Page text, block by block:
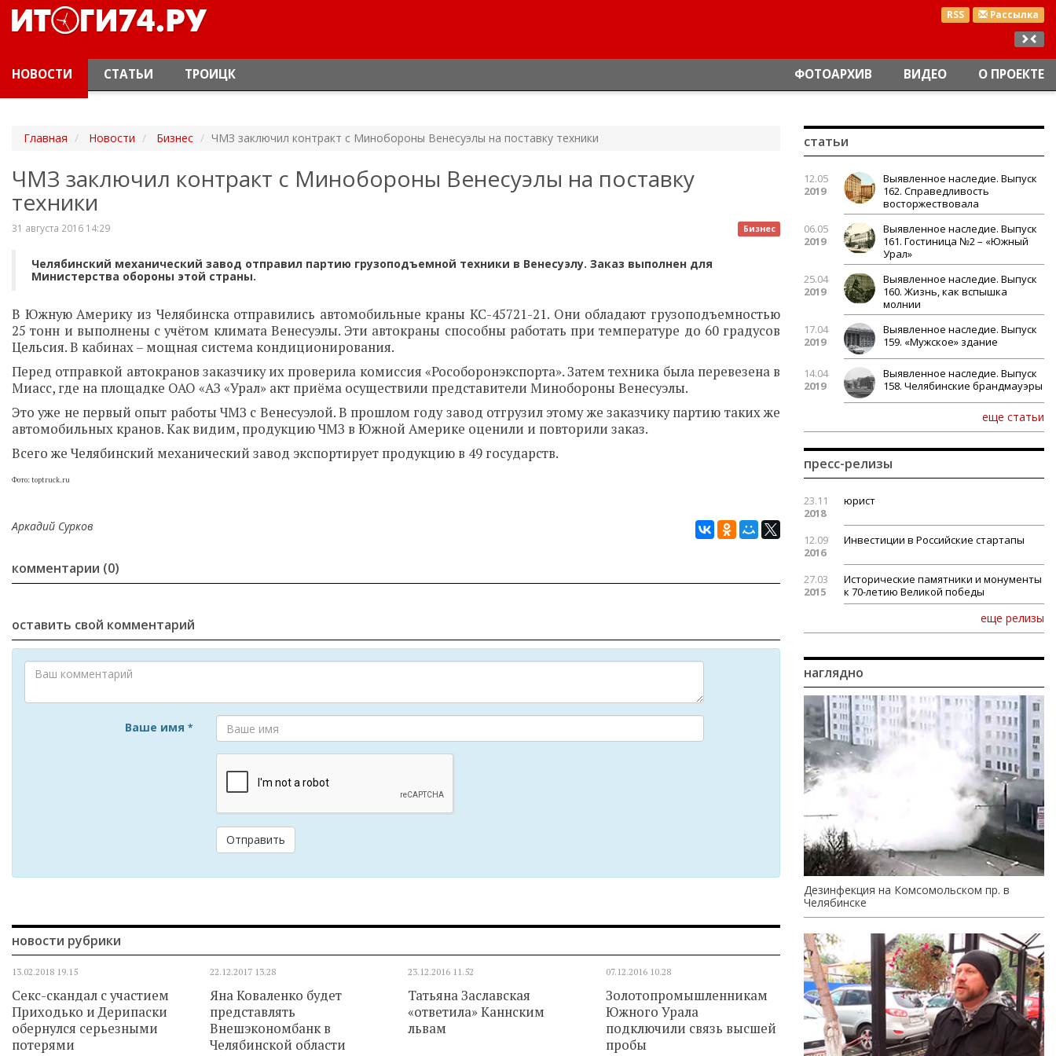
RSS Рассылка
НОВОСТИ СТАТЬИ ТРОИЦК ФОТОАРХИВ ВИДЕО О ПРОЕКТЕ
Главная Новости Бизнес ЧМЗ заключил контракт с Минобороны Венесуэлы на поставку техники
ЧМЗ заключил контракт с Минобороны Венесуэлы на поставку
техники
Бизнес
31 августа 2016 14:29
Челябинский механический завод отправил партию грузоподъемной техники в Венесуэлу. Заказ выполнен для
Министерства обороны этой страны.
В Южную Америку из Челябинска отправились автомобильные краны КС-45721-21. Они обладают грузоподъемностью
25 тонн и выполнены с учётом климата Венесуэлы. Эти автокраны способны работать при температуре до 60 градусов
Цельсия. В кабинах – мощная система кондиционирования.
Перед отправкой автокранов заказчику их проверила комиссия «Рособоронэкспорта». Затем техника была перевезена в
Миасс, где на площадке ОАО «АЗ «Урал» акт приёма осуществили представители Минобороны Венесуэлы.
Это уже не первый опыт работы ЧМЗ с Венесуэлой. В прошлом году завод отгрузил этому же заказчику партию таких же
автомобильных кранов. Как видим, продукцию ЧМЗ в Южной Америке оценили и повторили заказ.
Всего же Челябинский механический завод экспортирует продукцию в 49 государств.
Фото: toptruck.ru
Аркадий Сурков
комментарии (0)
оставить свой комментарий
Ваше имя *
Отправить
новости рубрики
13.02.2018 19.15
Секс-скандал с участием
Приходько и Дерипаски
обернулся серьезными
потерями
22.12.2017 13.28
Яна Коваленко будет
представлять
Внешэкономбанк в
Челябинской области
23.12.2016 11.52
Татьяна Заславская
«ответила» Каннским
львам
07.12.2016 10.28
Золотопромышленникам
Южного Урала
подключили связь высшей
пробы
статьи
12.05
2019
Выявленное наследие. Выпуск
162. Справедливость
восторжествовала
06.05
2019
Выявленное наследие. Выпуск
161. Гостиница №2 – «Южный
Урал»
25.04
2019
Выявленное наследие. Выпуск
160. Жизнь, как вспышка
молнии
17.04
2019
Выявленное наследие. Выпуск
159. «Мужское» здание
14.04
2019
Выявленное наследие. Выпуск
158. Челябинские брандмауэры
еще статьи
пресс-релизы
23.11
2018
юрист
12.09
2016
Инвестиции в Российские стартапы
27.03
2015
Исторические памятники и монументы
к 70-летию Великой победы
еще релизы
наглядно
Дезинфекция на Комсомольском пр. в
Челябинске